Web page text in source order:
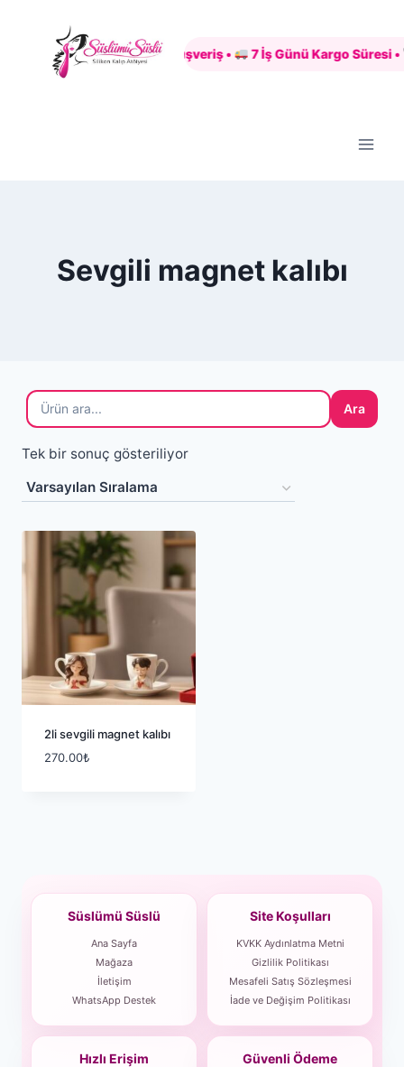
content
Güvenli Alışveriş • 7 İş Günü Kargo Süresi •
Sevgili magnet kalıbı
Ara
Tek bir sonuç gösteriliyor
2li sevgili magnet kalıbı
270.00₺
Süslümü Süslü
Ana Sayfa
Mağaza
İletişim
WhatsApp Destek
Site Koşulları
KVKK Aydınlatma Metni
Gizlilik Politikası
Mesafeli Satış Sözleşmesi
İade ve Değişim Politikası
Hızlı Erişim Güvenli Ödeme